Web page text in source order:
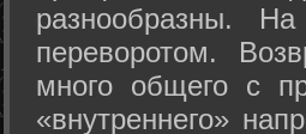
разнообразны.
переворотом.
много общего с
«внутреннего»